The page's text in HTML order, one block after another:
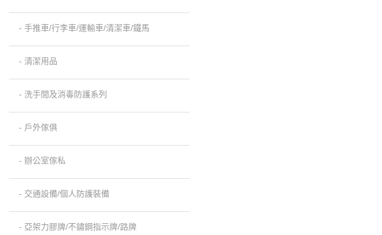
- 手推車/行李車/運輸車/清潔車/鐵馬
- 清潔用品
- 洗手間及消毒防護系列
- 戶外傢俱
- 辦公室傢私
- 交通設備/個人防護裝備
- 亞架力膠牌/不鏽鋼指示牌/路牌